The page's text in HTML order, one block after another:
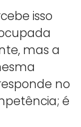
isso
mas a
no
é